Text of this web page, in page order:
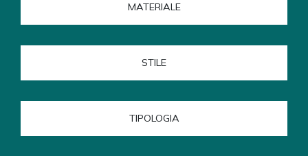
MATERIALE
STILE
TIPOLOGIA